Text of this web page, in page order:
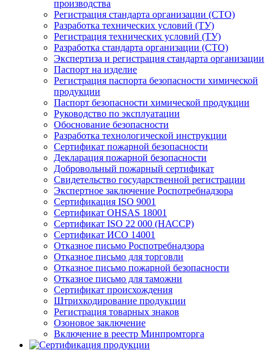
производства
Регистрация стандарта организации (СТО)
Разработка технических условий (ТУ)
Регистрация технических условий (ТУ)
Разработка стандарта организации (СТО)
Экспертиза и регистрация стандарта организации
Паспорт на изделие
Регистрация паспорта безопасности химической
продукции
Паспорт безопасности химической продукции
Руководство по эксплуатации
Обоснование безопасности
Разработка технологической инструкции
Сертификат пожарной безопасности
Декларация пожарной безопасности
Добровольный пожарный сертификат
Свидетельство государственной регистрации
Экспертное заключение Роспотребнадзора
Сертификация ISO 9001
Сертификат OHSAS 18001
Сертификат ISO 22 000 (НАССР)
Сертификат ИСО 14001
Отказное письмо Роспотребнадзора
Отказное письмо для торговли
Отказное письмо пожарной безопасности
Отказное письмо для таможни
Сертификат происхождения
Штрихкодирование продукции
Регистрация товарных знаков
Озоновое заключение
Включение в реестр Минпромторга